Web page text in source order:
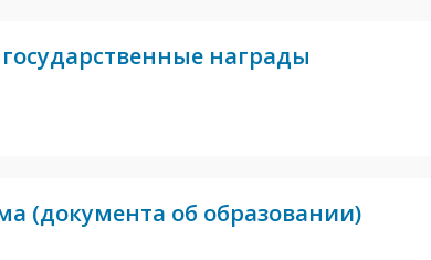
награды
(документа об образовании)